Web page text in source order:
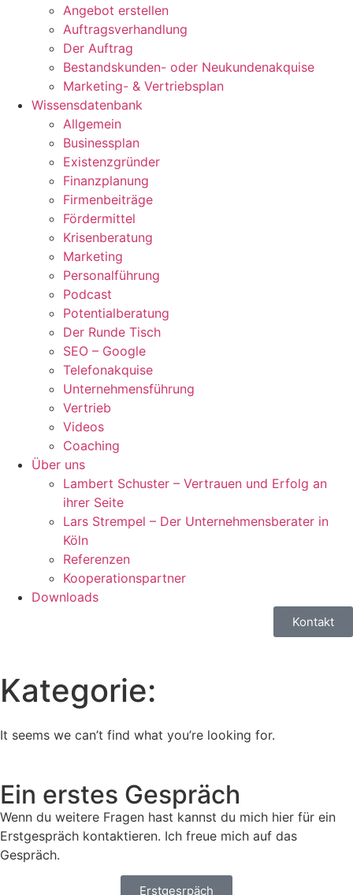
Angebot erstellen
Auftragsverhandlung
Der Auftrag
Bestandskunden- oder Neukundenakquise
Marketing- & Vertriebsplan
Wissensdatenbank
Allgemein
Businessplan
Existenzgründer
Finanzplanung
Firmenbeiträge
Fördermittel
Krisenberatung
Marketing
Personalführung
Podcast
Potentialberatung
Der Runde Tisch
SEO – Google
Telefonakquise
Unternehmensführung
Vertrieb
Videos
Coaching
Über uns
Lambert Schuster – Vertrauen und Erfolg an
ihrer Seite
Lars Strempel – Der Unternehmensberater in
Köln
Referenzen
Kooperationspartner
Downloads
Kontakt
Kategorie:
It seems we can’t find what you’re looking for.
Ein erstes Gespräch
Wenn du weitere Fragen hast kannst du mich hier für ein
Erstgespräch kontaktieren. Ich freue mich auf das
Gespräch.
Erstgesrpäch